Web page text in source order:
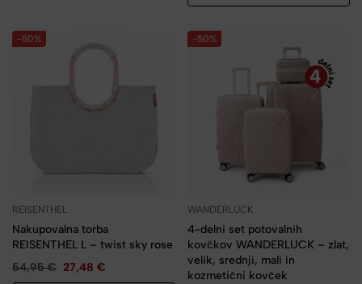
-50%
REISENTHEL
Nakupovalna torba
REISENTHEL L – twist sky rose
54,95€ 27,48 €
-50%
WANDERLUCK
4-delni set potovalnih
kovčkov WANDERLUCK – zlat,
velik, srednji, mali in
kozmetični kovček